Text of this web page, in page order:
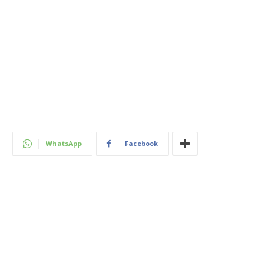
WhatsApp Facebook